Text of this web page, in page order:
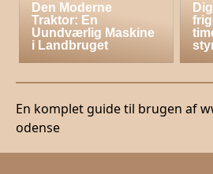
Den Moderne
Traktor: En
Uundværlig Maskine
i Landbruget
En komplet guide til brugen af
odense